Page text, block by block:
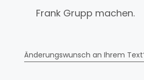
Frank Grupp machen.
Änderungswunsch an Ihrem